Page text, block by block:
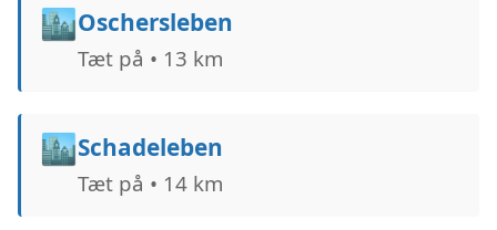
🏙️Oschersleben
Tæt på • 13 km
🏙️Schadeleben
Tæt på • 14 km